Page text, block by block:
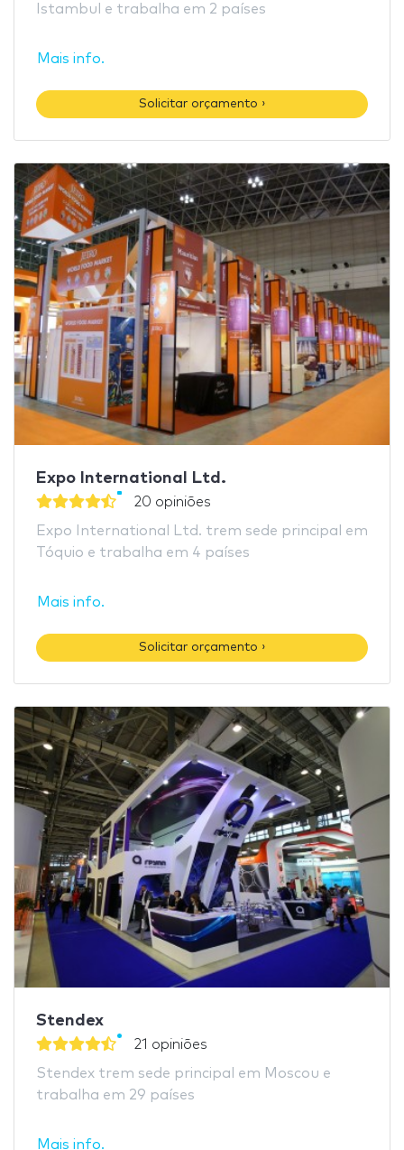
Istambul e trabalha em 2 países
Mais info.
Solicitar orçamento ›
Expo International Ltd.
20 opiniões
Expo International Ltd. trem sede principal em
Tóquio e trabalha em 4 países
Mais info.
Solicitar orçamento ›
Stendex
21 opiniões
Stendex trem sede principal em Moscou e
trabalha em 29 países
Mais info.